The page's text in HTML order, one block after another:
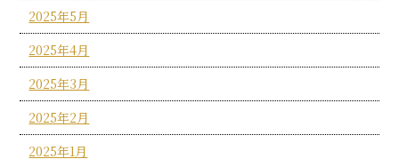
2025年5月
2025年4月
2025年3月
2025年2月
2025年1月